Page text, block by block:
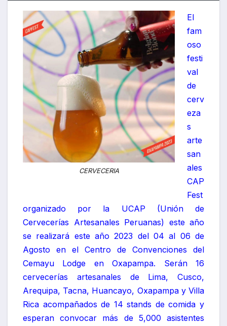
CERVECERIA
El
fam
oso
festi
val
de
cerv
eza
s
arte
san
ales
CAP
Fest
organizado por la UCAP (Unión de
Cervecerías Artesanales Peruanas) este año
se realizará este año 2023 del 04 al 06 de
Agosto en el Centro de Convenciones del
Cemayu Lodge en Oxapampa. Serán 16
cervecerías artesanales de Lima, Cusco,
Arequipa, Tacna, Huancayo, Oxapampa y Villa
Rica acompañados de 14 stands de comida y
esperan convocar más de 5,000 asistentes